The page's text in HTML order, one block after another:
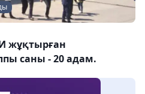
жұқтырған
саны - 20 адам.